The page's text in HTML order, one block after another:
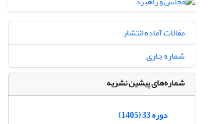
مقالات آماده انتشار
شماره جاری
شماره‌های پیشین نشریه
دوره 33 (1405)